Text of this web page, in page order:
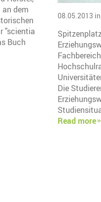
an dem
"scientia
Buch
08.05.2013 in
Die
Read more